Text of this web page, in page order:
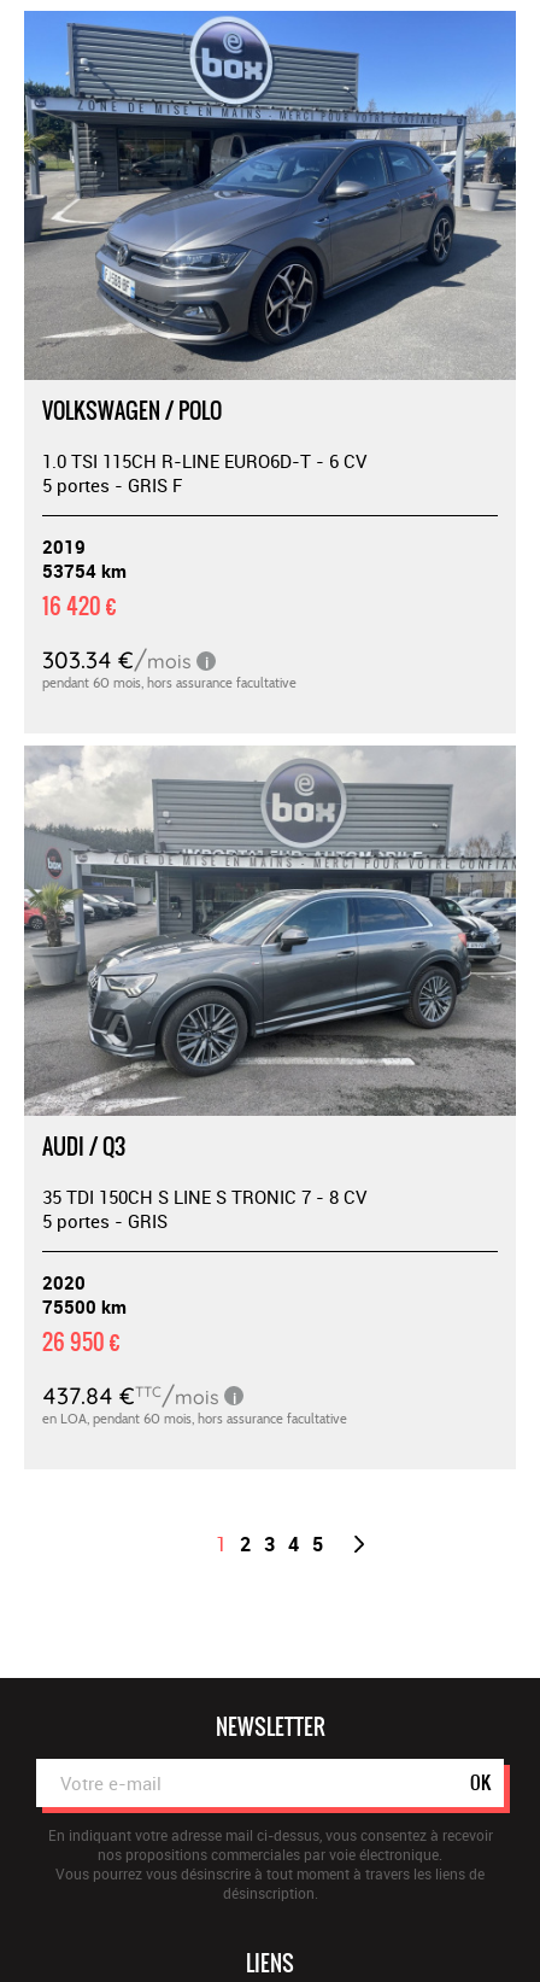
VOLKSWAGEN / POLO
1.0 TSI 115CH R-LINE EURO6D-T - 6 CV
5 portes - GRIS F
2019
53754 km
16 420 €
AUDI / Q3
35 TDI 150CH S LINE S TRONIC 7 - 8 CV
5 portes - GRIS
2020
75500 km
26 950 €
1 2 3 4 5
NEWSLETTER
OK
En indiquant votre adresse mail ci-dessus, vous consentez à recevoir
nos propositions commerciales par voie électronique.
Vous pourrez vous désinscrire à tout moment à travers les liens de
désinscription.
LIENS